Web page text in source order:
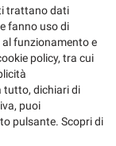
trattano dati
fanno uso di
al funzionamento e
policy, tra cui
tutto, dichiari di
puoi
pulsante. Scopri di